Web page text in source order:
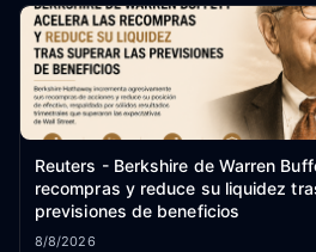
Reuters - Berkshire de Warren
recompras y reduce su liquidez
previsiones de beneficios
8/8/2026